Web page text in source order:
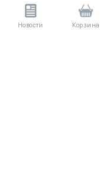
Новости Корзина